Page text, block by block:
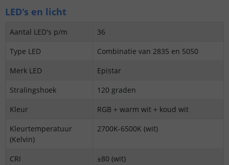
LED's en licht
Aantal LED's p/m
36
Type LED
Combinatie van 2835 en 5050
Merk LED
Epistar
Stralingshoek
120 graden
Kleur
RGB + warm wit + koud wit
Kleurtemperatuur
(Kelvin)
2700K-6500K (wit)
CRI
±80 (wit)